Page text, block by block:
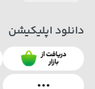
2,679,000 تومان
3,820,000
دانلود اپلیکیشن